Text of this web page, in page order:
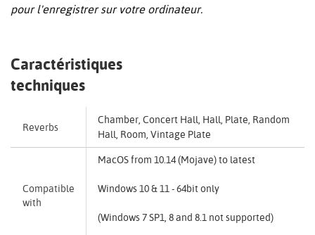
pour l'enregistrer sur votre ordinateur.
Caractéristiques
techniques
Reverbs
Chamber, Concert Hall, Hall, Plate, Random
Hall, Room, Vintage Plate
Compatible
with
MacOS from 10.14 (Mojave) to latest
Windows 10 & 11 - 64bit only
(Windows 7 SP1, 8 and 8.1 not supported)